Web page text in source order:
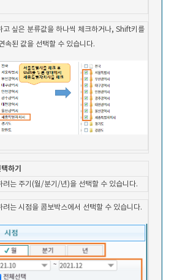
고 싶은 분류값을 하나씩 체크하거나, Shift키를
속된 값을 선택할 수 있습니다.
하기
려는 주기(월/분기/년)을 선택할 수 있습니다.
려는 시점을 콤보박스에서 선택할 수 있습니다.